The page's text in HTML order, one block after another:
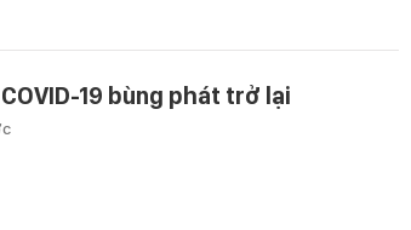
19 bùng phát trở lại